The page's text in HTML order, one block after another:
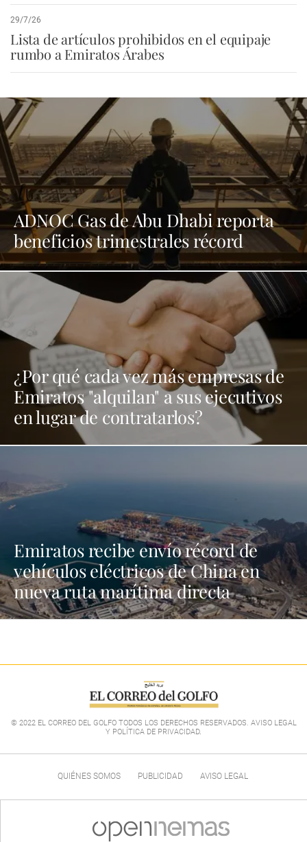
29/7/26
Lista de artículos prohibidos en el equipaje
rumbo a Emiratos Árabes
ADNOC Gas de Abu Dhabi reporta
beneficios trimestrales récord
¿Por qué cada vez más empresas de
Emiratos "alquilan" a sus ejecutivos
en lugar de contratarlos?
Emiratos recibe envío récord de
vehículos eléctricos de China en
nueva ruta marítima directa
© 2022 EL CORREO DEL GOLFO TODOS LOS DERECHOS RESERVADOS. AVISO LEGAL
Y POLÍTICA DE PRIVACIDAD.
QUIÉNES SOMOS PUBLICIDAD AVISO LEGAL